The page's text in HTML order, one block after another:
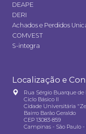
DEAPE
DERI
Achados e Perdidos
COMVEST
S-integra
Localização e
Rua Sérgio Buarque de
Ciclo Básico II
Cidade Universitária
Bairro Barão Geraldo
CEP 13083-859
Campinas - São Paulo -